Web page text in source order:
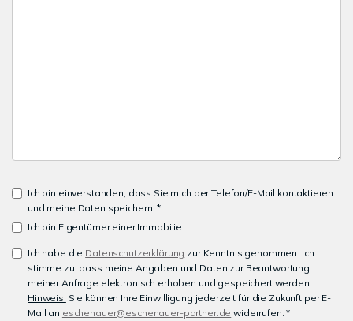
Ich bin einverstanden, dass Sie mich per Telefon/E-Mail kontaktieren
und meine Daten speichern. *
Ich bin Eigentümer einer Immobilie.
Ich habe die Datenschutzerklärung zur Kenntnis genommen. Ich
stimme zu, dass meine Angaben und Daten zur Beantwortung
meiner Anfrage elektronisch erhoben und gespeichert werden.
Hinweis: Sie können Ihre Einwilligung jederzeit für die Zukunft per E-
Mail an eschenauer@eschenauer-partner.de widerrufen. *